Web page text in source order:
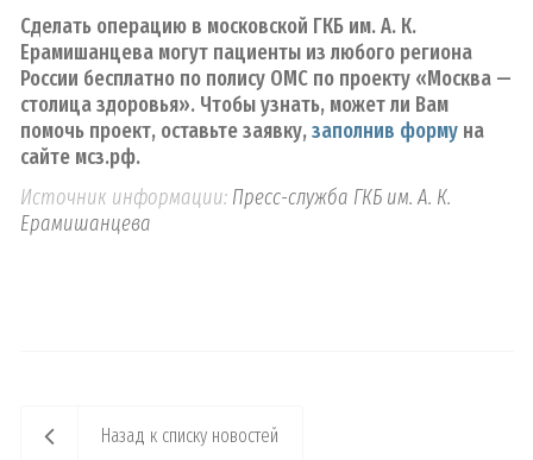
Сделать операцию в московской ГКБ им. А. К.
Ерамишанцева могут пациенты из любого региона
России бесплатно по полису ОМС по проекту «Москва —
столица здоровья». Чтобы узнать, может ли Вам
помочь проект, оставьте заявку,заполнив форму на
сайте мсз.рф.
Источник информации: Пресс-служба ГКБ им. А. К.
Ерамишанцева
Назад к списку новостей